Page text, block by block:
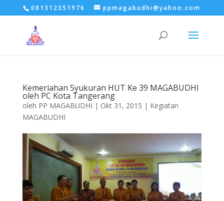
081312351976 ppmagabudhi@yahoo.com
Kemeriahan Syukuran HUT Ke 39 MAGABUDHI
oleh PC Kota Tangerang
oleh PP MAGABUDHI | Okt 31, 2015 | Kegiatan
MAGABUDHI